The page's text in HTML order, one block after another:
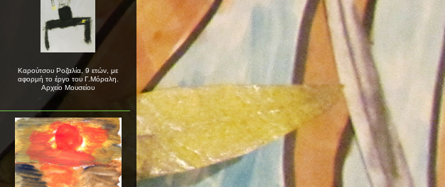
Καρούτσου Ροζαλία, 9 ετών, με
αφορμή το έργο του Γ.Μόραλη.
Αρχείο Μουσείου